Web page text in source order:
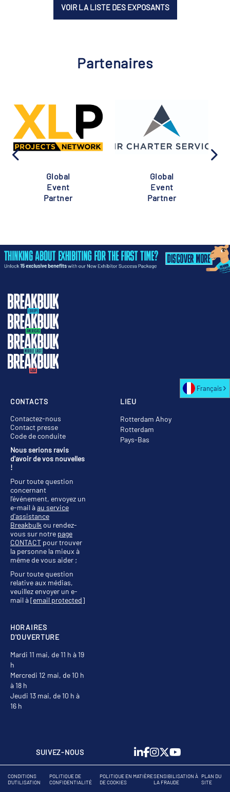
VOIR LA LISTE DES EXPOSANTS
Partenaires
Global
Event
Partner
Global
Event
Partner
LIEU
Rotterdam Ahoy
Rotterdam
Pays-Bas
HORAIRES
D'OUVERTURE
Mardi 11 mai, de 11 h à 19
h
Mercredi 12 mai, de 10 h
à 18 h
Jeudi 13 mai, de 10 h à
16 h
CONTACTS
Contactez-nous
Contact presse
Code de conduite
Nous serions ravis
d'avoir de vos nouvelles
!
Pour toute question
concernant
l'événement, envoyez un
e-mail àau service
d'assistance
Breakbulk ou rendez-
vous sur notre page
CONTACT pour trouver
la personne la mieux à
même de vous aider ;
Pour toute question
relative aux médias,
veuillez envoyer un e-
mail à[email protected]
SUIVEZ-NOUS
CONDITIONS
D'UTILISATION
POLITIQUE DE
CONFIDENTIALITÉ
POLITIQUE EN MATIÈRE
DE COOKIES
SENSIBILISATION À
LA FRAUDE
PLAN DU
SITE
Français